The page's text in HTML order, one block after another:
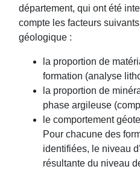
département, qui ont été
compte les facteurs
géologique :
la proportion de
formation (analyse
la proportion de
phase argileuse
le comportement
Pour chacune des
identifiées, le niveau
résultante du niveau